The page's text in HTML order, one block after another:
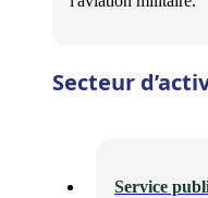
Secteur
Service